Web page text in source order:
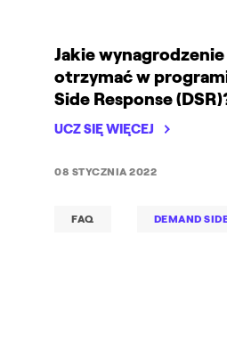
Jakie
otrzymać w
Side Response
UCZ SIĘ WIĘCEJ
FAQ DEMAND
08 STYCZNIA 2022